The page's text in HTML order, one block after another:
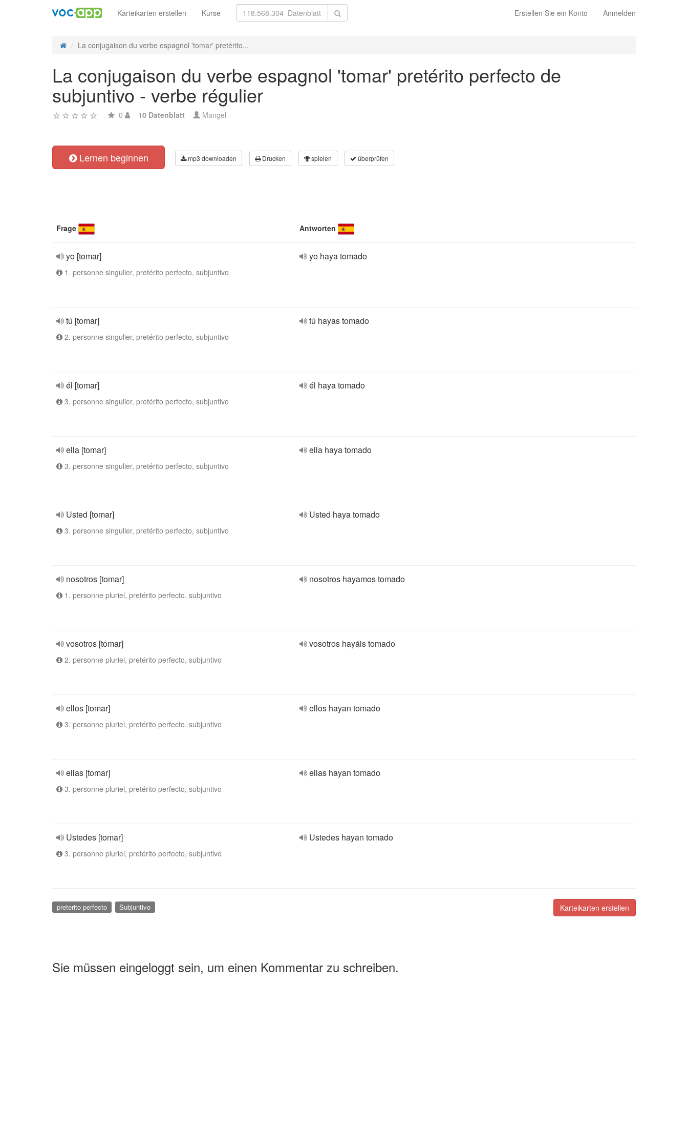
Erstellen Sie ein Konto Anmelden
Karteikarten erstellen Kurse
La conjugaison du verbe espagnol 'tomar' pretérito...
La conjugaison du verbe espagnol 'tomar' pretérito perfecto de
subjuntivo - verbe régulier
0 10 Datenblatt Mangel
Lernen beginnen mp3 downloaden Drucken spielen überprüfen
Frage Antworten
yo [tomar]
1. personne singulier, pretérito perfecto, subjuntivo
yo haya tomado
tú [tomar]
2. personne singulier, pretérito perfecto, subjuntivo
tú hayas tomado
él [tomar]
3. personne singulier, pretérito perfecto, subjuntivo
él haya tomado
ella [tomar]
3. personne singulier, pretérito perfecto, subjuntivo
ella haya tomado
Usted [tomar]
3. personne singulier, pretérito perfecto, subjuntivo
Usted haya tomado
nosotros [tomar]
1. personne pluriel, pretérito perfecto, subjuntivo
nosotros hayamos tomado
vosotros [tomar]
2. personne pluriel, pretérito perfecto, subjuntivo
vosotros hayáis tomado
ellos [tomar]
3. personne pluriel, pretérito perfecto, subjuntivo
ellos hayan tomado
ellas [tomar]
3. personne pluriel, pretérito perfecto, subjuntivo
ellas hayan tomado
Ustedes [tomar]
3. personne pluriel, pretérito perfecto, subjuntivo
Ustedes hayan tomado
Karteikarten erstellen
preterito perfecto Subjuntivo
Sie müssen eingeloggt sein, um einen Kommentar zu schreiben.